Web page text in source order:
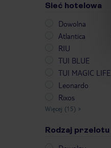
Sieć hotelowa
Dowolna
Atlantica
RIU
TUI BLUE
TUI MAGIC LIFE
Leonardo
Rixos
Więcej (15) »
Rodzaj przelotu